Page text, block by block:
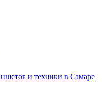
и техники в Самаре